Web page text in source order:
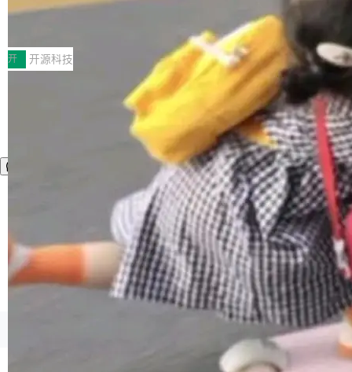
传输性能最高提升5倍。UCL-MPComm底层基
于自研UCL-Engine通信引擎，后续腾讯网平将
持续开源更多基于UCL-Engine的高性能通信组
件。 腾讯网平团队在UCL-MPComm中实现了一
个独立于业务线程的全局通信引擎（Engine），
创新与落地成效成功入选。 全链路私有化部署，
助力企业AI研发安全落地 当前，越来越多企业已
经开始引入 AI Coding 工具，通过调用公有云模
型或企业内部部署模型提升研发效率。但随着 AI
Coding 从个人辅助工具逐步走向团队级、组织
级应用，企业在规模化落地过程中，对安全性、
可控性和代码质量提出了更高要求。 首先是数据
安全与合规要求。对于大多数普通研发场景，公
有云模型能够满足快速试用和效率提升的需求。
但对于金融、能源、医疗等对数据安全要求较...
深信服AI算力网关入选工信部人工智能
前不久，工业和信息化部正式发布《2025年人工
智能应用典型案例名单》，集中展示人工智能在
各领域的应用成果，覆盖技术底座、行业赋能、
产品应用、支撑保障、专题等五大方向。深信服
AI算力网关（AI创新平台）成功入选！ 随着各行
各业的Agent走向规模化建设，算力构成形态逐
渐丰富，用户关注的重点也在发生变化：不只是
让AI用起来，还要进一步看清混合算力时代下，
Token花在哪里、算力是否被充分利用，以及持
续增长的AI成本该如何优化。 深信服AI算力网关
正是围绕这些实际问题，从Token治理和成本治
理两个方面，让用户的每一份算力都看得清、管
得住、用得稳、省得下、更安全！ 一、从现在开
始，Token使用一目...
开 开源科技
京ICP备2025119063号